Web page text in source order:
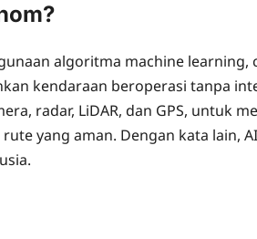
algoritma machine learning,
kendaraan beroperasi tanpa
radar, LiDAR, dan GPS, untuk
yang aman. Dengan kata lain,